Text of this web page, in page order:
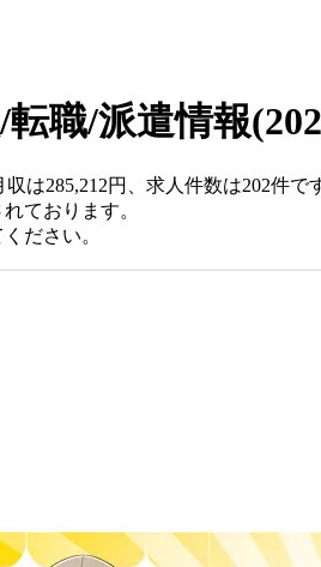
職/派遣情報
285,212円、求人件数は202件で
ております。
ださい。